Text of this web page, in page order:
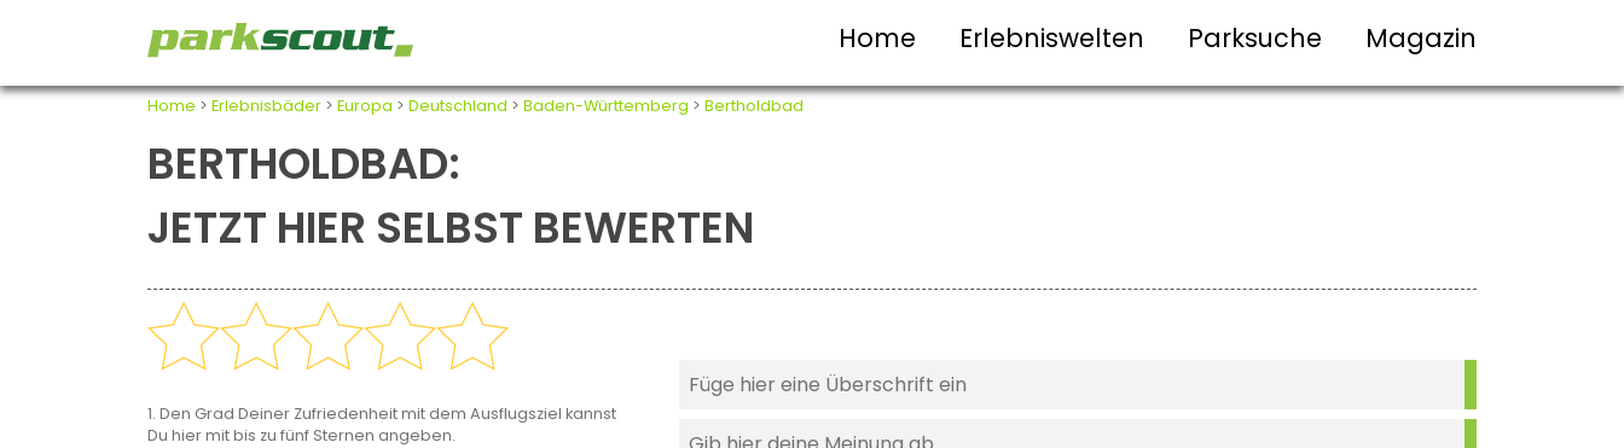
Home Erlebniswelten Parksuche Magazin
Home > Erlebnisbäder > Europa > Deutschland > Baden-Württemberg > Bertholdbad
BERTHOLDBAD:
JETZT HIER SELBST BEWERTEN
1. Den Grad Deiner Zufriedenheit mit dem Ausflugsziel kannst
Du hier mit bis zu fünf Sternen angeben.